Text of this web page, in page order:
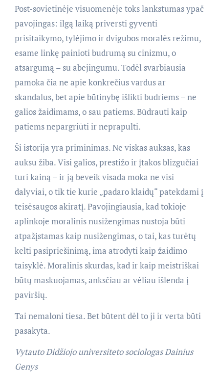
Post-sovietinėje visuomenėje toks lankstumas ypač
pavojingas: ilgą laiką priversti gyventi
prisitaikymo, tylėjimo ir dvigubos moralės režimu,
esame linkę painioti budrumą su cinizmu, o
atsargumą – su abejingumu. Todėl svarbiausia
pamoka čia ne apie konkrečius vardus ar
skandalus, bet apie būtinybę išlikti budriems – ne
galios žaidimams, o sau patiems. Būdrauti kaip
patiems nepargriūti ir neprapulti.
Ši istorija yra priminimas. Ne viskas auksas, kas
auksu žiba. Visi galios, prestižo ir įtakos blizgučiai
turi kainą – ir ją beveik visada moka ne visi
dalyviai, o tik tie kurie „padaro klaidų“ patekdami į
teisėsaugos akiratį. Pavojingiausia, kad tokioje
aplinkoje moralinis nusižengimas nustoja būti
atpažįstamas kaip nusižengimas, o tai, kas turėtų
kelti pasipriešinimą, ima atrodyti kaip žaidimo
taisyklė. Moralinis skurdas, kad ir kaip meistriškai
būtų maskuojamas, anksčiau ar vėliau išlenda į
paviršių.
Tai nemaloni tiesa. Bet būtent dėl to ji ir verta būti
pasakyta.
Vytauto Didžiojo universiteto sociologas Dainius
Genys